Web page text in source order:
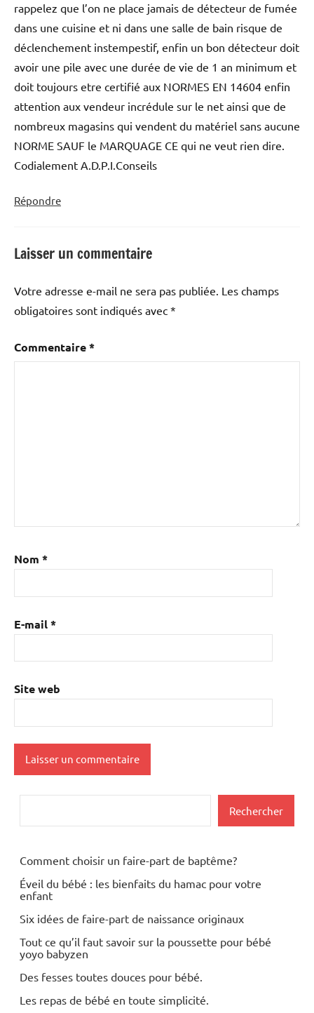
rappelez que l’on ne place jamais de détecteur de fumée
dans une cuisine et ni dans une salle de bain risque de
déclenchement instempestif, enfin un bon détecteur doit
avoir une pile avec une durée de vie de 1 an minimum et
doit toujours etre certifié aux NORMES EN 14604 enfin
attention aux vendeur incrédule sur le net ainsi que de
nombreux magasins qui vendent du matériel sans aucune
NORME SAUF le MARQUAGE CE qui ne veut rien dire.
Codialement A.D.P.I.Conseils
Répondre
Laisser un commentaire
Votre adresse e-mail ne sera pas publiée. Les champs
obligatoires sont indiqués avec *
Commentaire*
Nom *
E-mail*
Site web
Rechercher
Comment choisir un faire-part de baptême?
Éveil du bébé : les bienfaits du hamac pour votre
enfant
Six idées de faire-part de naissance originaux
Tout ce qu’il faut savoir sur la poussette pour bébé
yoyo babyzen
Des fesses toutes douces pour bébé.
Les repas de bébé en toute simplicité.